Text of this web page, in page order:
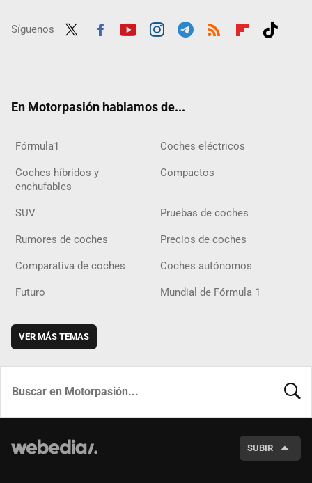
Síguenos
En Motorpasión hablamos de...
Fórmula1 Coches eléctricos
Coches híbridos y
enchufables
Compactos
SUV Pruebas de coches
Rumores de coches Precios de coches
Comparativa de coches Coches autónomos
Futuro Mundial de Fórmula 1
VER MÁS TEMAS
SUBIR